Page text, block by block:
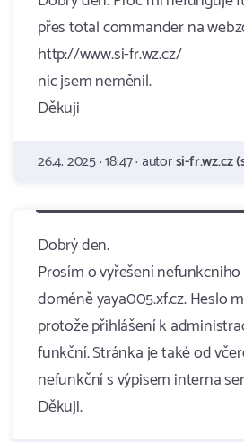
přes total commander na
http://www.si-fr.wz.cz/
nic jsem neměnil.
Děkuji
26.4. 2025 · 18:47 · autorsi-fr.wz.cz
Dobrý den.
Prosím o vyřešení
doméně yaya005.xf.cz. Heslo
protože přihlášení k
funkční. Stránka je také od
nefunkční s výpisem interna
Děkuji.